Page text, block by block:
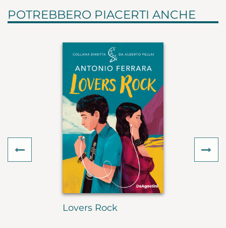
POTREBBERO PIACERTI ANCHE
Lovers Rock
Previous